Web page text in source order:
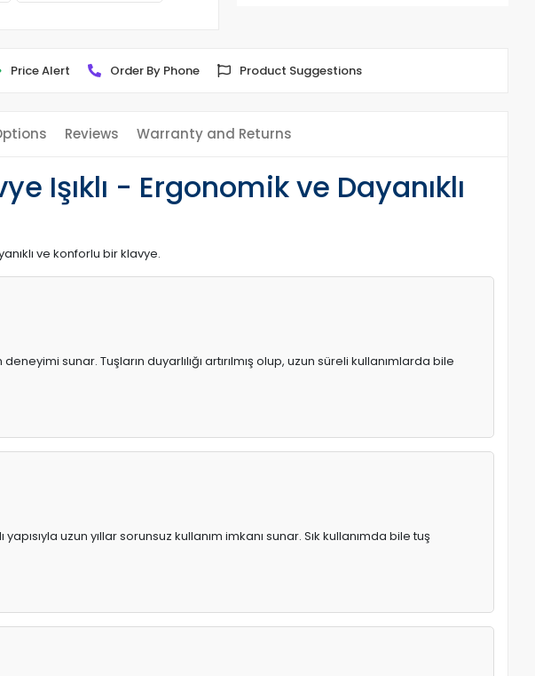
Price Alert Order By Phone Product Suggestions
Reviews Warranty and Returns
Işıklı - Ergonomik ve Dayanıklı
ve konforlu bir klavye.
sunar. Tuşların duyarlılığı artırılmış olup, uzun süreli kullanımlarda bile
uzun yıllar sorunsuz kullanım imkanı sunar. Sık kullanımda bile tuş